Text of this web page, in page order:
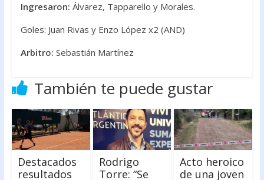
Ingresaron: Álvarez, Tapparello y Morales.
Goles: Juan Rivas y Enzo López x2 (AND)
Arbitro: Sebastián Martínez
También te puede gustar
Destacados
resultados
Rodrigo
Torre: “Se
Acto heroico
de una joven